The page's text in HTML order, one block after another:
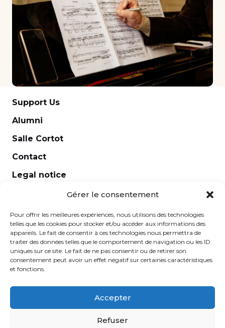
Gérer le consentement
Pour offrir les meilleures expériences, nous utilisons des technologies
telles que les cookies pour stocker et/ou accéder aux informations des
appareils. Le fait de consentir à ces technologies nous permettra de
traiter des données telles que le comportement de navigation ou les ID
uniques sur ce site. Le fait de ne pas consentir ou de retirer son
consentement peut avoir un effet négatif sur certaines caractéristiques
et fonctions.
Accepter
Refuser
Piano
Piano (children)
piano abroad
Piano accompaniment
Piano duo
Piccolo
Quatuor à cordes
Role study and lyrical diction
Saxophone
Scene class
Singers deciphering preparation
Singing
Singing direction
Solfege
Solfege (children)
Specialized interpretation of violin and viola
orchestra repertoire
Support Us
Alumni
Salle Cortot
Contact
Legal notice
Caroline de Vibraye